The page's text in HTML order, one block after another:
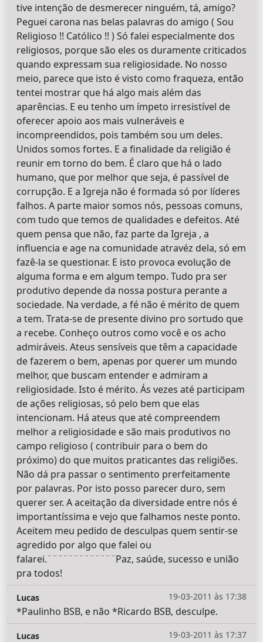
tive intenção de desmerecer ninguém, tá, amigo?
Peguei carona nas belas palavras do amigo ( Sou
Religioso !! Católico !! ) Só falei especialmente dos
religiosos, porque são eles os duramente criticados
quando expressam sua religiosidade. No nosso
meio, parece que isto é visto como fraqueza, então
tentei mostrar que há algo mais além das
aparências. E eu tenho um ímpeto irresistível de
oferecer apoio aos mais vulneráveis e
incompreendidos, pois também sou um deles.
Unidos somos fortes. E a finalidade da religião é
reunir em torno do bem. É claro que há o lado
humano, que por melhor que seja, é passível de
corrupção. E a Igreja não é formada só por líderes
falhos. A parte maior somos nós, pessoas comuns,
com tudo que temos de qualidades e defeitos. Até
quem pensa que não, faz parte da Igreja , a
influencia e age na comunidade atravéz dela, só em
fazê-la se questionar. E isto provoca evolução de
alguma forma e em algum tempo. Tudo pra ser
produtivo depende da nossa postura perante a
sociedade. Na verdade, a fé não é mérito de quem
a tem. Trata-se de presente divino pro sortudo que
a recebe. Conheço outros como você e os acho
admiráveis. Ateus sensíveis que têm a capacidade
de fazerem o bem, apenas por querer um mundo
melhor, que buscam entender e admiram a
religiosidade. Isto é mérito. Ás vezes até participam
de ações religiosas, só pelo bem que elas
intencionam. Há ateus que até compreendem
melhor a religiosidade e são mais produtivos no
campo religioso ( contribuir para o bem do
próximo) do que muitos praticantes das religiões.
Não dá pra passar o sentimento prerfeitamente
por palavras. Por isto posso parecer duro, sem
querer ser. A aceitação da diversidade entre nós é
importantíssima e vejo que falhamos neste ponto.
Aceitem meu pedido de desculpas quem sentir-se
agredido por algo que falei ou
falarei.¨¨¨¨¨¨¨¨¨¨¨¨¨Paz, saúde, sucesso e união
pra todos!
19-03-2011 às 17:38
Lucas
*Paulinho BSB, e não *Ricardo BSB, desculpe.
19-03-2011 às 17:37
Lucas